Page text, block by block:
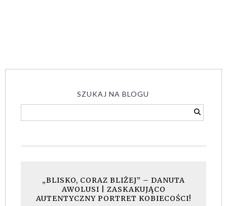
SZUKAJ NA BLOGU
„BLISKO, CORAZ BLIŻEJ” – DANUTA
AWOLUSI | ZASKAKUJĄCO
AUTENTYCZNY PORTRET KOBIECOŚCI!